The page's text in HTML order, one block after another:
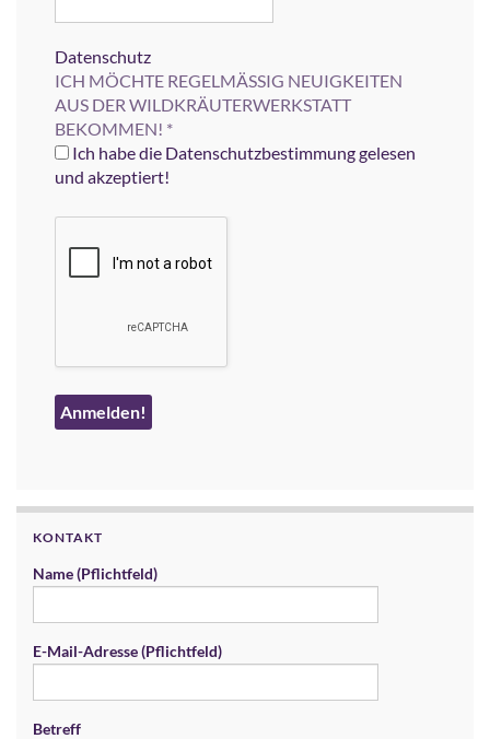
Datenschutz
ICH MÖCHTE REGELMÄSSIG NEUIGKEITEN
AUS DER WILDKRÄUTERWERKSTATT
BEKOMMEN! *
Ich habe die Datenschutzbestimmung gelesen
und akzeptiert!
KONTAKT
Name (Pflichtfeld)
E-Mail-Adresse (Pflichtfeld)
Betreff